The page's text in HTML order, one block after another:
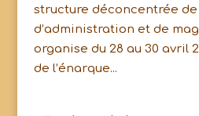
structure déconcentrée de
d’administration et de
organise du 28 au 30 avril
de l’énarque...